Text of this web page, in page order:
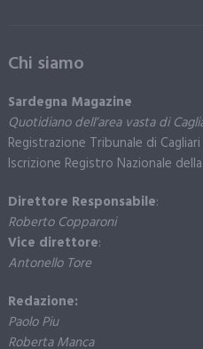
Chi siamo
Sardegna Magazine
Quotidiano dell’area vasta di
Registrazione Tribunale di Cagliari
Iscrizione Registro Nazionale
Direttore Responsabile:
Roberto Copparoni
Vice direttore:
Antonello Tore
Redazione:
Paolo Piu
Roberta Manca